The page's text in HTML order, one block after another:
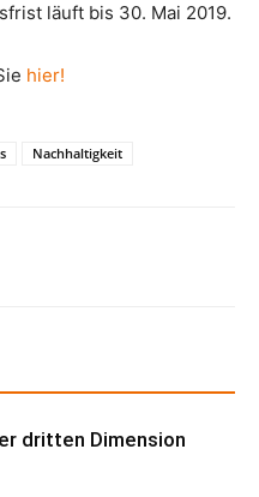
läuft bis 30. Mai 2019.
hier!
Nachhaltigkeit
dritten Dimension